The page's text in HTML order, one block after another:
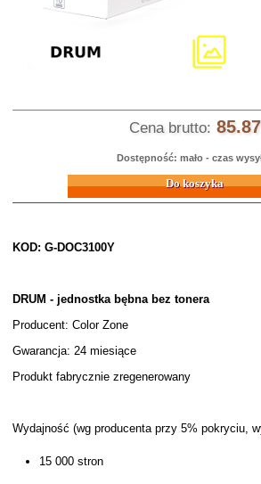
Cena brutto: 85.87
Dostępność: mało - czas
Do koszyka
KOD: G-DOC3100Y
DRUM - jednostka bębna bez tonera
Producent: Color Zone
Gwarancja: 24 miesiące
Produkt fabrycznie zregenerowany
Wydajność (wg producenta przy 5% pokryciu,
15 000 stron